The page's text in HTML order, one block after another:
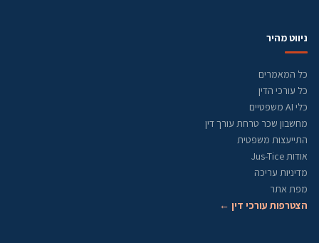
ניווט מהיר
כל המאמרים
כל עורכי הדין
כלי AI משפטיים
מחשבון שכר טרחת עורך דין
התייעצות משפטית
אודות Jus-Tice
מדיניות עריכה
מפת אתר
הצטרפות עורכי דין ←